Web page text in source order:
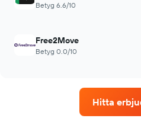
Betyg 6.6/10
Free2Move
Betyg 0.0/10
Hitta